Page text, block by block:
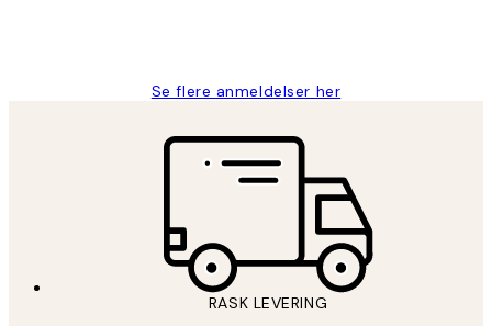
Se flere anmeldelser her
RASK LEVERING